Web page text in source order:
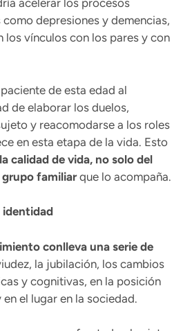
acelerar los procesos
depresiones y demencias,
los vínculos con los pares y con
de esta edad al
de elaborar los duelos,
y reacomodarse a los roles
en esta etapa de la vida. Esto
calidad de vida, no solo del
familiarque lo acompaña.
identidad
conlleva una serie de
la jubilación, los cambios
y cognitivas, en la posición
el lugar en la sociedad.